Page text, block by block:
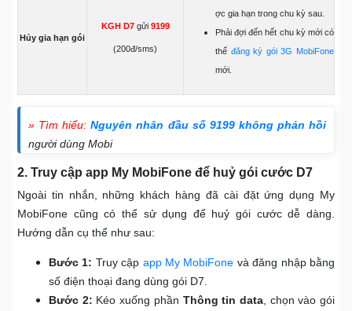
Hủy gia hạn gói
KGH D7gửi 9199
(200đ/sms)
ợc gia hạn trong chu kỳ sau.
Phải đợi đến hết chu kỳ mới có
thể đăng ký gói 3G MobiFone
mới.
» Tìm hiểu: Nguyên nhân đầu số 9199 không phản hồi
người dùng Mobi
2. Truy cập app My MobiFone để huỷ gói cước D7
Ngoài tin nhắn, những khách hàng đã cài đặt ứng dụng My
MobiFone cũng có thể sử dụng để huỷ gói cước dễ dàng.
Hướng dẫn cụ thể như sau:
Bước 1: Truy cập app My MobiFone và đăng nhập bằng
số điện thoại đang dùng gói D7.
Bước 2: Kéo xuống phần Thông tin data, chọn vào gói